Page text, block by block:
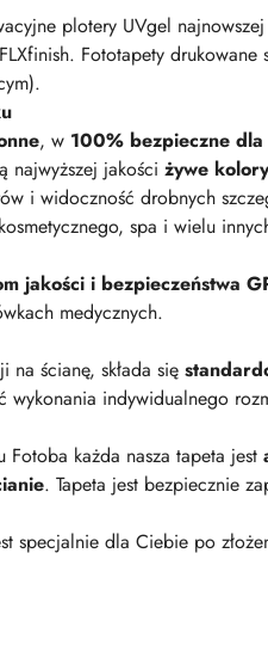
plotery UVgel
Fototapety drukowane
, w 100% bezpieczne
najwyższej jakości żywe
i widoczność drobnych
spa i wielu
jakości i bezpieczeństwa
medycznych.
na ścianę, składa się
wykonania indywidualnego
Fotoba każda nasza tapeta jest
. Tapeta jest bezpiecznie
specjalnie dla Ciebie po